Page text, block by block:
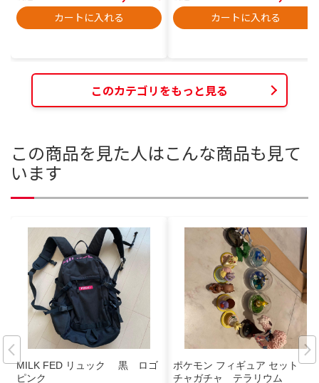
カートに入れる カートに入れる
このカテゴリをもっと見る
この商品を見た人はこんな商品も見て
います
MILK FED リュック 黒 ロゴ
ピンク
ポケモン フィギュア セット ガ
チャガチャ テラリウム